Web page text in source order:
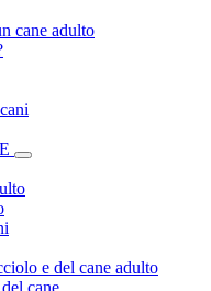
cane adulto
e del cane adulto
cane